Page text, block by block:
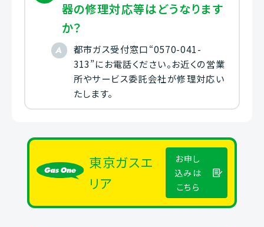
器の修理対応等はどうなります
か？
都市ガス受付窓口“0570-041-
313”にお電話ください。お近くの営業
所やサービス委託会社が修理対応い
たします。
東京ガスエ
リア
お申し
込みは
こちら